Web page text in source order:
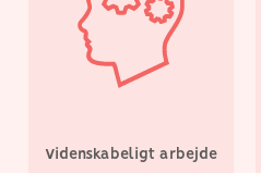
Videnskabeligt arbejde
Europa
stræber efter